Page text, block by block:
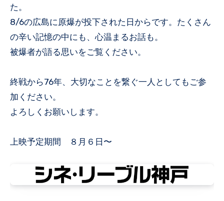
た。
8/6の広島に原爆が投下された日からです。たくさん
の辛い記憶の中にも、心温まるお話も。
被爆者が語る思いをご覧ください。
終戦から76年、大切なことを繋ぐ一人としてもご参
加ください。
よろしくお願いします。
上映予定期間 ８月６日〜